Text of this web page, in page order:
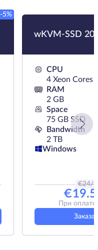
-5%
wKVM-SSD
CPU
4 Xeon Cores
RAM
2 GB
Space
75 GB SSD
Bandwidth
2 TB
Windows
€24/м
€
При оплате